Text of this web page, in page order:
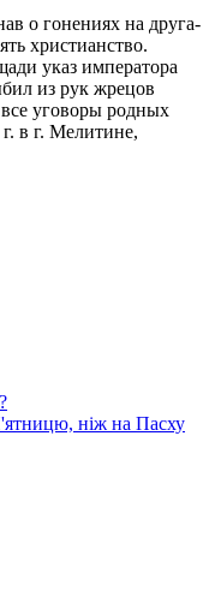
о гонениях на друга-
христианство.
указ императора
из рук жрецов
уговоры родных
в г. Мелитине,
ніж на Пасху